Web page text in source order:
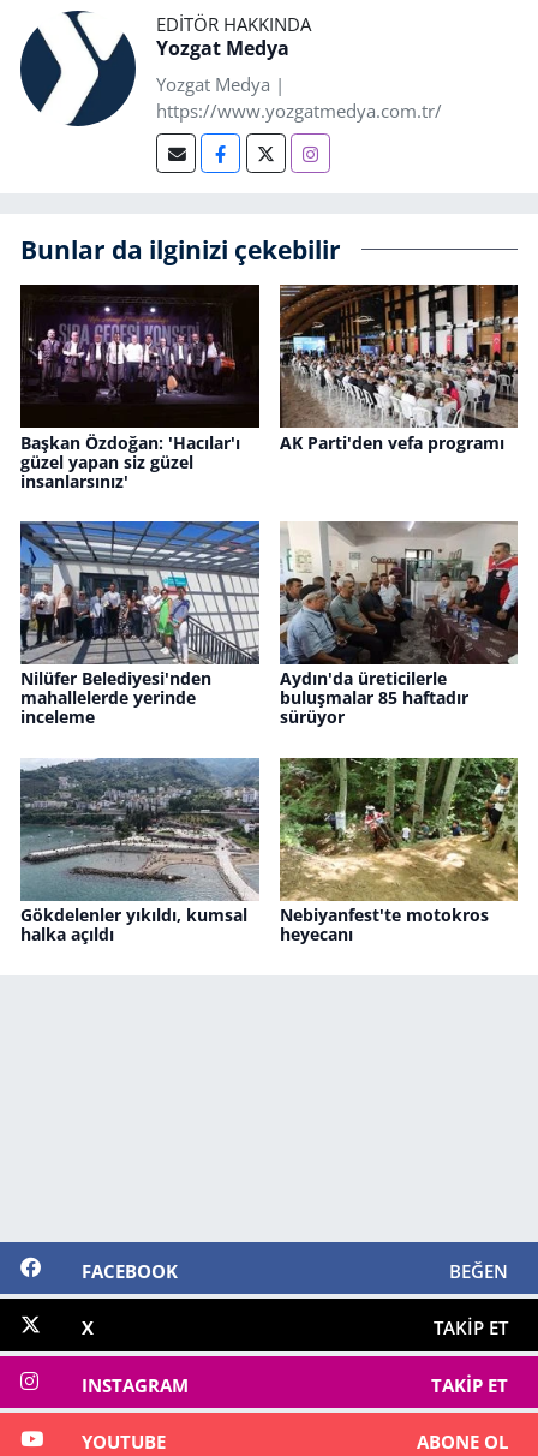
EDITÖR HAKKINDA
Yozgat Medya
Yozgat Medya |
https://www.yozgatmedya.com.tr/
Bunlar da ilginizi çekebilir
Başkan Özdoğan: 'Hacılar'ı
güzel yapan siz güzel
insanlarsınız'
AK Parti'den vefa programı
Nilüfer Belediyesi'nden
mahallelerde yerinde
inceleme
Aydın'da üreticilerle
buluşmalar 85 haftadır
sürüyor
Gökdelenler yıkıldı, kumsal
halka açıldı
Nebiyanfest'te motokros
heyecanı
FACEBOOK BEĞEN
X TAKIP ET
INSTAGRAM TAKIP ET
YOUTUBE ABONE OL